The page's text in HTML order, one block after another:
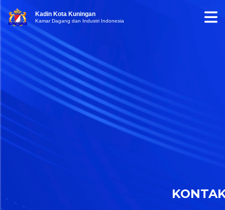
Kadin Kota Kuningan
Kamar Dagang dan Industri Indonesia